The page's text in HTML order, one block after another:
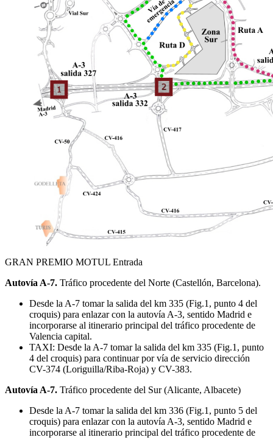
GRAN PREMIO MOTUL Entrada
Autovía A-7. Tráfico procedente del Norte (Castellón, Barcelona).
Desde la A-7 tomar la salida del km 335 (Fig.1, punto 4 del
croquis) para enlazar con la autovía A-3, sentido Madrid e
incorporarse al itinerario principal del tráfico procedente de
Valencia capital.
TAXI: Desde la A-7 tomar la salida del km 335 (Fig.1, punto
4 del croquis) para continuar por vía de servicio dirección
CV-374 (Loriguilla/Riba-Roja) y CV-383.
Autovía A-7. Tráfico procedente del Sur (Alicante, Albacete)
Desde la A-7 tomar la salida del km 336 (Fig.1, punto 5 del
croquis) para enlazar con la autovía A-3, sentido Madrid e
incorporarse al itinerario principal del tráfico procedente de